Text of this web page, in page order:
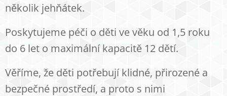
několik jehňátek.
Poskytujeme péči o děti ve věku od 1,5 roku
do 6 let o maximální kapacitě 12 dětí.
Věříme, že děti potřebují klidné, přirozené a
bezpečné prostředí, a proto s nimi